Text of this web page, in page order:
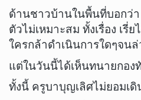
ด้านชาวบ้านในพื้นที่บอกว่า
ตัวไม่เหมาะสม ทั้งเรื่อง เ
ใครกล้าดำเนินการใดๆจนล่
แต่ในวันนี้ได้เห็นทนายกอง
ทั้งนี้ ครูบาบุญเลิศไม่ยอมเ